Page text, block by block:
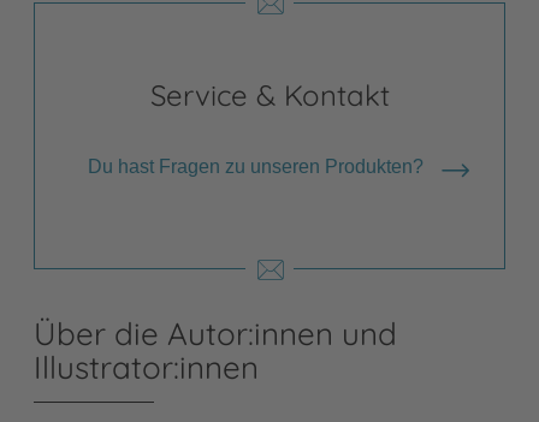
Service & Kontakt
Du hast Fragen zu unseren Produkten?
Über die Autor:innen und
Illustrator:innen